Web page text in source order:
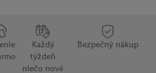
Každý
týždeň
niečo nové
Bezpečný nákup